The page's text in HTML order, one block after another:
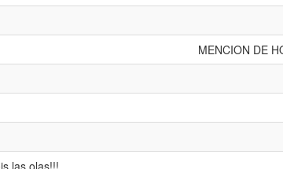
MENCION DE
las olas!!!